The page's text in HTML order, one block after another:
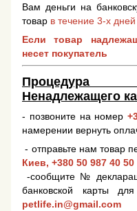
Вам деньги на
товар в течение 3-х дней
Если товар
несет покупатель
Процедура
Ненадлежащего
- позвоните на номер
намерении вернуть
- отправьте нам товар
Киев, +380 50 987 40 50
-сообщите №
банковской карты
petlife.in@gmail.com